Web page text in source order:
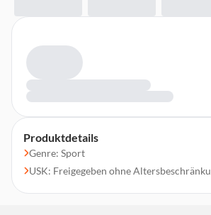
Produktdetails
Genre: Sport
USK: Freigegeben ohne